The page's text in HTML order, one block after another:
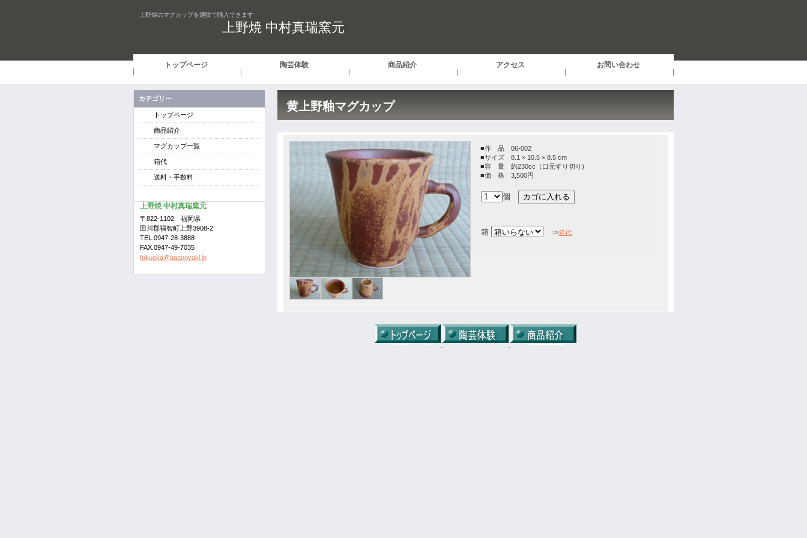
上野焼のマグカップを通販で購入できます
上野焼 中村真瑞窯元
黄上野釉マグカップ
■作 品 06-002
■サイズ 8.1 × 10.5 × 8.5 cm
■容 量 約230cc（口元すり切り)
■価 格 3,500円
個
箱 ⇒箱代
トップページ 陶芸体験 商品紹介 アクセス お問い合わせ
カテゴリー
トップページ
商品紹介
マグカップ一覧
箱代
送料・手数料
上野焼 中村真瑞窯元
〒822-1102 福岡県
田川郡福智町上野3908-2
TEL.0947-28-3888
FAX.0947-49-7035
fukuoka@aganoyaki.jp